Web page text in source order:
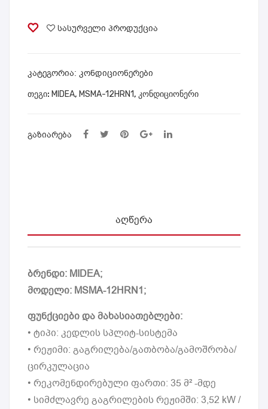
სასურველი პროდუქცია
ᲙᲐᲢᲔᲒᲝᲠᲘᲐ: კონდიციონერები
ᲗᲔᲒᲘ: MIDEA, MSMA-12HRN1, კონდიციონერი
ᲒᲐᲖᲘᲐᲠᲔᲑᲐ
ᲐᲦᲬᲔᲠᲐ
ბრენდი: MIDEA;
მოდელი: MSMA-12HRN1;
ფუნქციები და მახასიათებლები:
• ტიპი: კედლის სპლიტ-სისტემა
• რეჟიმი: გაგრილება/გათბობა/გამოშრობა/
ცირკულაცია
• რეკომენდირებული ფართი: 35 მ² -მდე
• სიმძლავრე გაგრილების რეჟიმში: 3,52 kW /